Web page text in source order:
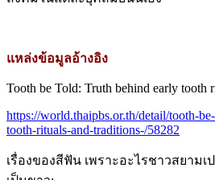
Tooth be Told: Truth behind early tooth
https://world.thaipbs.or.th/detail/tooth-
tooth-rituals-and-traditions-/58282
เรื่องของสีฟัน เพราะอะไรชาวสยามเ
เป็นขาว: